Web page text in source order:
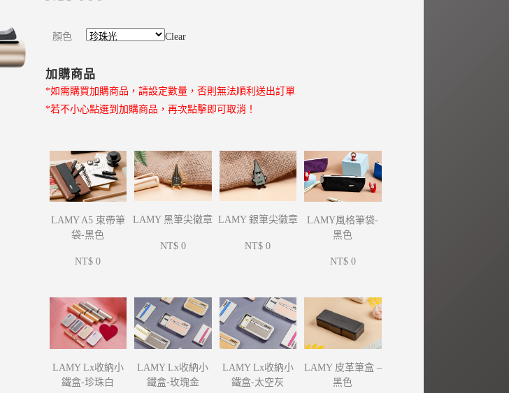
顏色 Clear
加購商品
*如需購買加購商品，請設定數量，否則無法順利送出訂單
*若不小心點選到加購商品，再次點擊即可取消！
LAMY A5 束帶筆
袋-黑色
NT$ 0
LAMY 黑筆尖徽章
NT$ 0
LAMY 銀筆尖徽章
NT$ 0
LAMY風格筆袋-
黑色
NT$ 0
LAMY Lx收納小
鐵盒-珍珠白
LAMY Lx收納小
鐵盒-玫瑰金
LAMY Lx收納小
鐵盒-太空灰
LAMY 皮革筆盒 –
黑色